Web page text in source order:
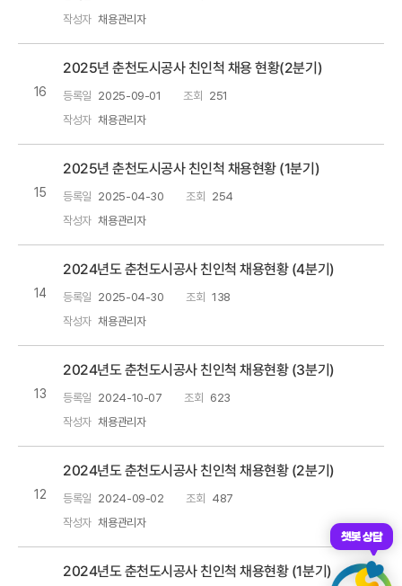
작성자 채용관리자
16
2025년 춘천도시공사 친인척 채용 현황(2분기)
등록일 2025-09-01 조회 251
작성자 채용관리자
15
2025년 춘천도시공사 친인척 채용현황 (1분기)
등록일 2025-04-30 조회 254
작성자 채용관리자
14
2024년도 춘천도시공사 친인척 채용현황 (4분기)
등록일 2025-04-30 조회 138
작성자 채용관리자
13
2024년도 춘천도시공사 친인척 채용현황 (3분기)
등록일 2024-10-07 조회 623
작성자 채용관리자
12
2024년도 춘천도시공사 친인척 채용현황 (2분기)
등록일 2024-09-02 조회 487
작성자 채용관리자
2024년도 춘천도시공사 친인척 채용현황 (1분기)
챗봇 상담